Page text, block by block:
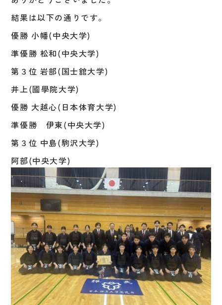
結果は以下の通りです。
優勝 小幡(中央大学)
準優勝 松和(中央大学)
第３位 岩部(国士舘大学)
井上(國學院大学)
優勝 大越心(日本体育大学)
準優勝 伊東(中央大学)
第３位 中島(駒沢大学)
阿部(中央大学)